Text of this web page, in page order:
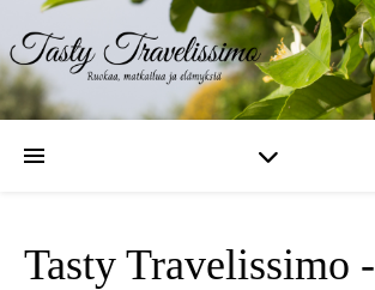
Tasty Travelissimo -